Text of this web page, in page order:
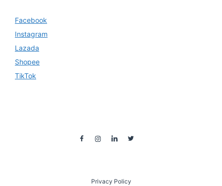
Facebook
Instagram
Lazada
Shopee
TikTok
Privacy Policy